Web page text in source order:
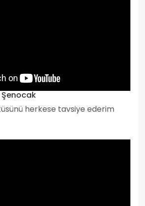
Şenocak
herkese tavsiye ederim